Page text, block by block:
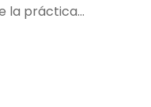
la práctica…